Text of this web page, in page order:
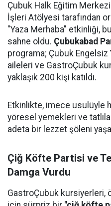
Çubuk Halk Eğitim Merkezi
İşleri Atölyesi tarafından
"Yaza Merhaba" etkinliği,
sahne oldu. Çubukabad
programa; Çubuk
aileleri ve GastroÇubuk
yaklaşık 200 kişi katıldı.
Etkinlikte, imece usulüyle
yöresel yemekleri ve
adeta bir lezzet şöleni
Çiğ Köfte Partisi ve
Damga Vurdu
GastroÇubuk kursiyerleri,